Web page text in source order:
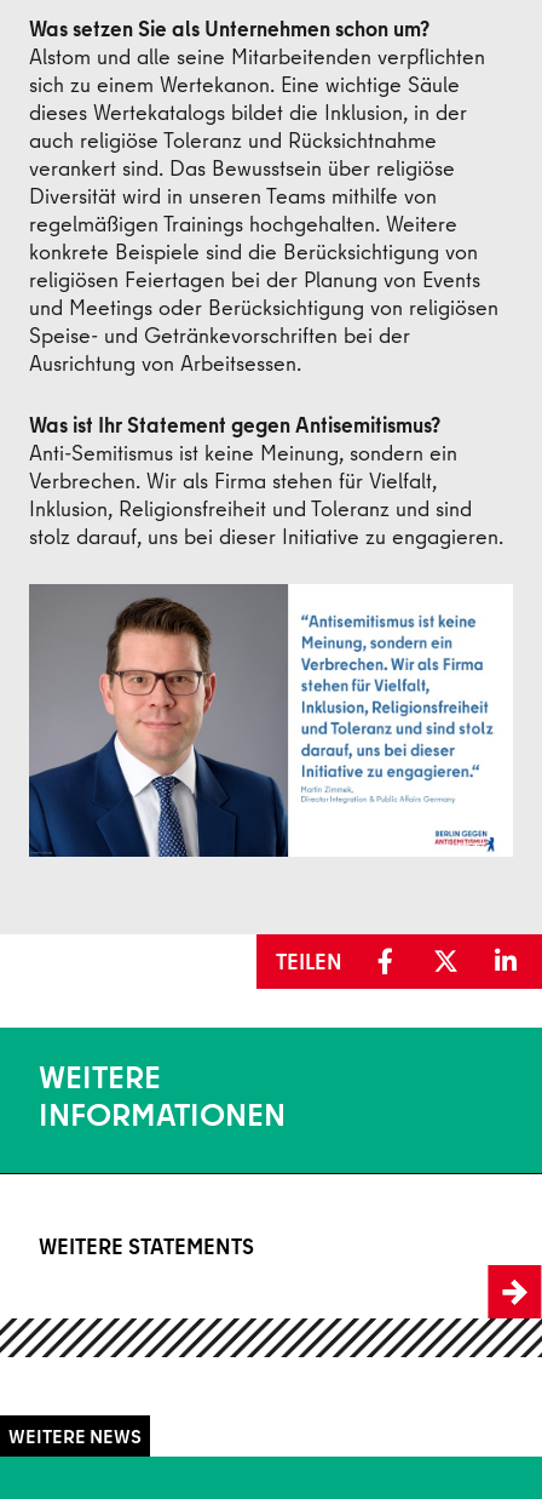
Was setzen Sie als Unternehmen schon um?
Alstom und alle seine Mitarbeitenden verpflichten
sich zu einem Wertekanon. Eine wichtige Säule
dieses Wertekatalogs bildet die Inklusion, in der
auch religiöse Toleranz und Rücksichtnahme
verankert sind. Das Bewusstsein über religiöse
Diversität wird in unseren Teams mithilfe von
regelmäßigen Trainings hochgehalten. Weitere
konkrete Beispiele sind die Berücksichtigung von
religiösen Feiertagen bei der Planung von Events
und Meetings oder Berücksichtigung von religiösen
Speise- und Getränkevorschriften bei der
Ausrichtung von Arbeitsessen.
Was ist Ihr Statement gegen Antisemitismus?
Anti-Semitismus ist keine Meinung, sondern ein
Verbrechen. Wir als Firma stehen für Vielfalt,
Inklusion, Religionsfreiheit und Toleranz und sind
stolz darauf, uns bei dieser Initiative zu engagieren.
TEILEN
WEITERE
INFORMATIONEN
WEITERE STATEMENTS
WEITERE STATEMENTS